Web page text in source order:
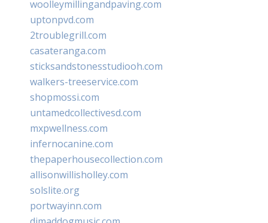
woolleymillingandpaving.com
uptonpvd.com
2troublegrill.com
casateranga.com
sticksandstonesstudiooh.com
walkers-treeservice.com
shopmossi.com
untamedcollectivesd.com
mxpwellness.com
infernocanine.com
thepaperhousecollection.com
allisonwillisholley.com
solslite.org
portwayinn.com